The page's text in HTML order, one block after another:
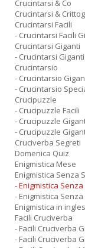
Crucintarsi & Co
Crucintarsi &
Crucintarsi Facili
- Crucintarsi Facili
Crucintarsi Giganti
- Crucintarsi
Crucintarsio
- Crucintarsio
- Crucintarsio
Crucipuzzle
- Crucipuzzle Facili
- Crucipuzzle
- Crucipuzzle
Cruciverba Segreti
Domenica Quiz
Enigmistica Mese
Enigmistica Senza
- Enigmistica
- Enigmistica
Enigmistica in
Facili Cruciverba
- Facili Cruciverba
- Facili Cruciverba